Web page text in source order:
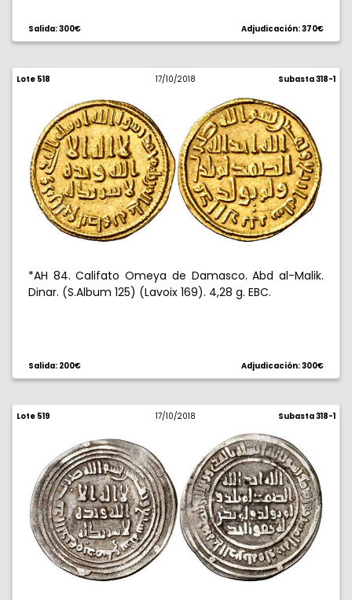
Salida: 300€ Adjudicación: 370€
Lote 518 17/10/2018 Subasta 318-1
*AH 84. Califato Omeya de Damasco. Abd al-Malik.
Dinar. (S.Album 125) (Lavoix 169). 4,28 g. EBC.
Salida: 200€ Adjudicación: 300€
Lote 519 17/10/2018 Subasta 318-1